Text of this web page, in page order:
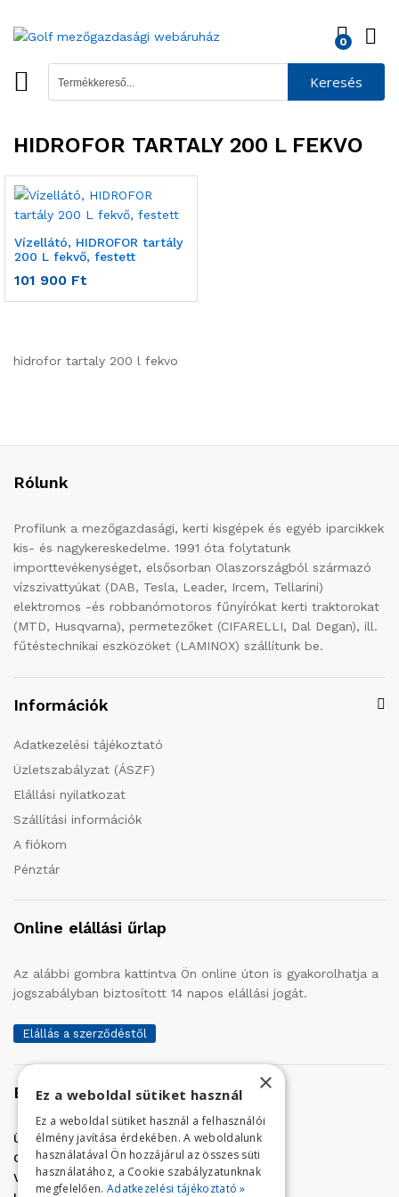
0
Keresés
HIDROFOR TARTALY 200 L FEKVO
Vízellátó, HIDROFOR tartály
200 L fekvő, festett
101 900 Ft
hidrofor tartaly 200 l fekvo
Rólunk
Profilunk a mezőgazdasági, kerti kisgépek és egyéb iparcikkek
kis- és nagykereskedelme. 1991 óta folytatunk
importtevékenységet, elsősorban Olaszországból származó
vízszivattyúkat (DAB, Tesla, Leader, Ircem, Tellarini)
elektromos -és robbanómotoros fűnyírókat kerti traktorokat
(MTD, Husqvarna), permetezőket (CIFARELLI, Dal Degan), ill.
fűtéstechnikai eszközöket (LAMINOX) szállítunk be.
Információk
Adatkezelési tájékoztató
Üzletszabályzat (ÁSZF)
Elállási nyilatkozat
Szállítási információk
A fiókom
Pénztár
Online elállási űrlap
Az alábbi gombra kattintva Ön online úton is gyakorolhatja a
jogszabályban biztosított 14 napos elállási jogát.
Elállás a szerződéstől
Elérhetőség
Üzletünk címe:Szolnok, Vércse út 17.
Golf Center Áruház:06 (56) 423-324
VÁR-Kert Áruház: 06 (56) 429-771
×
Ez a weboldal sütiket használ
Ez a weboldal sütiket használ a felhasználói
élmény javítása érdekében. A weboldalunk
használatával Ön hozzájárul az összes süti
használatához, a Cookie szabályzatunknak
megfelelően. Adatkezelési tájékoztató »